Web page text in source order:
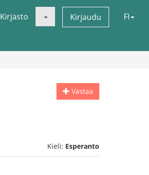
Kirjasto Kirjaudu FI
Vastaa
Kieli: Esperanto